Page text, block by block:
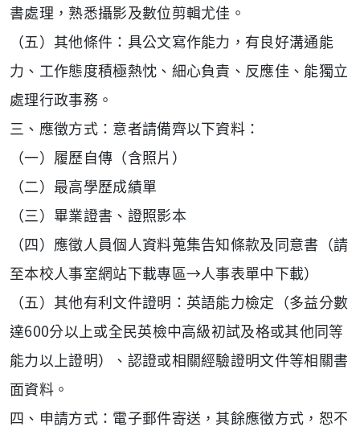
書處理，熟悉攝影及數位剪輯尤佳。
（五）其他條件：具公文寫作能力，有良好溝通能
力、工作態度積極熱忱、細心負責、反應佳、能獨立
處理行政事務。
三、應徵方式：意者請備齊以下資料：
（一）履歷自傳（含照片）
（二）最高學歷成績單
（三）畢業證書、證照影本
（四）應徵人員個人資料蒐集告知條款及同意書（請
至本校人事室網站下載專區→人事表單中下載）
（五）其他有利文件證明：英語能力檢定（多益分數
達600分以上或全民英檢中高級初試及格或其他同等
能力以上證明）、認證或相關經驗證明文件等相關書
面資料。
四、申請方式：電子郵件寄送，其餘應徵方式，恕不